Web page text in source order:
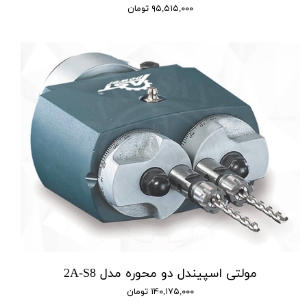
۹۵,۵۱۵,۰۰۰ تومان
مولتی اسپیندل دو محوره مدل 2A-S8
۱۴۰,۱۷۵,۰۰۰ تومان